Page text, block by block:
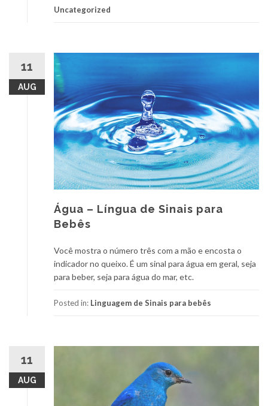
Uncategorized
11
AUG
Água – Língua de Sinais para
Bebês
Você mostra o número três com a mão e encosta o
indicador no queixo. É um sinal para água em geral, seja
para beber, seja para água do mar, etc.
Posted in: Linguagem de Sinais para bebês
11
AUG